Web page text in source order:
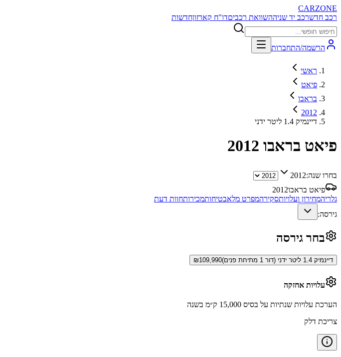
CARZONE
רכב חדשרכב יד שניההשוואת רכביםדו"ח קארזוןחדשות
הרשמה/התחברות
ראשי
פיאט
בראבו
2012
דיינמיק 1.4 ליטר ידני
פיאט בראבו 2012
בחרו שנה:2012
פיאט בראבו2012
גלריהמחירון ועלויותסקירהמפרט מלאבטיחותמכירותחוות דעת
גירסה:
בחר גירסה
דיינמיק 1.4 ליטר ידני (דור 1 מתיחת פנים) ₪109,990
עלויות אחזקה
הערכת עלויות שנתיות על בסיס 15,000 ק״מ בשנה
צריכת דלק